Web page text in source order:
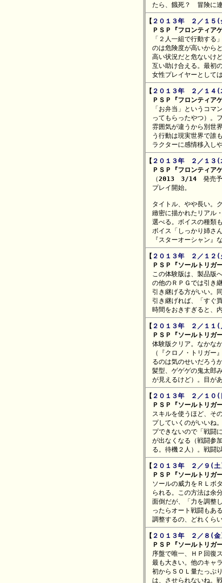
【 ２０１３年　２／１５
ＰＳＰ『フロンティア
「２人一組で行動する
のは危険度が高いから
高い状況だと危ないけ
互い助け合える。最初
【 ２０１３年　２／１４
ＰＳＰ『フロンティア
「お弁当」というコマ
ってもらったやつ）。
雰囲気が違うから別世
う行動は現実世界で誰
【 ２０１３年　２／１３
ＰＳＰ『フロンティア
（ 2013　3/14 発売予
プレイ開始。
タイトル、やや長い。
緻密に描かれたリアル
選べる。ボイスの種類
ボイス「しっかり姉さ
【 ２０１３年　２／１２
ＰＳＰ『ソールトリガ
この体験版は、製品版
の他のＲＰＧでは引き
引き継げる方がいい。
引き継げれば、「すぐ
【 ２０１３年　２／１１
ＰＳＰ『ソールトリガ
体験版クリア。なかな
（『クロノ・トリガー
るのは気のせいだろう
髪型、ゲゲゲの鬼太郎
【 ２０１３年　２／１０
ＰＳＰ『ソールトリガ
スキルを使うほど、そ
プしていくのがいいね
プできないので「戦闘
が出なくなる（戦闘参
【 ２０１３年　２／９(
ＰＳＰ『ソールトリガ
ソールの威力をＲＬボ
られる。この方法は余
面倒だが、「力を調整
ったらオート戦闘もあ
【 ２０１３年　２／８(
ＰＳＰ『ソールトリガ
序盤で唯一、ＨＰ回復
最も大きい。他のキャ
初からＳＯＬ量たっぷ
は、させられないね。